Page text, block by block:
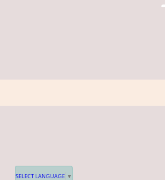
SELECT LANGUAGE ▼